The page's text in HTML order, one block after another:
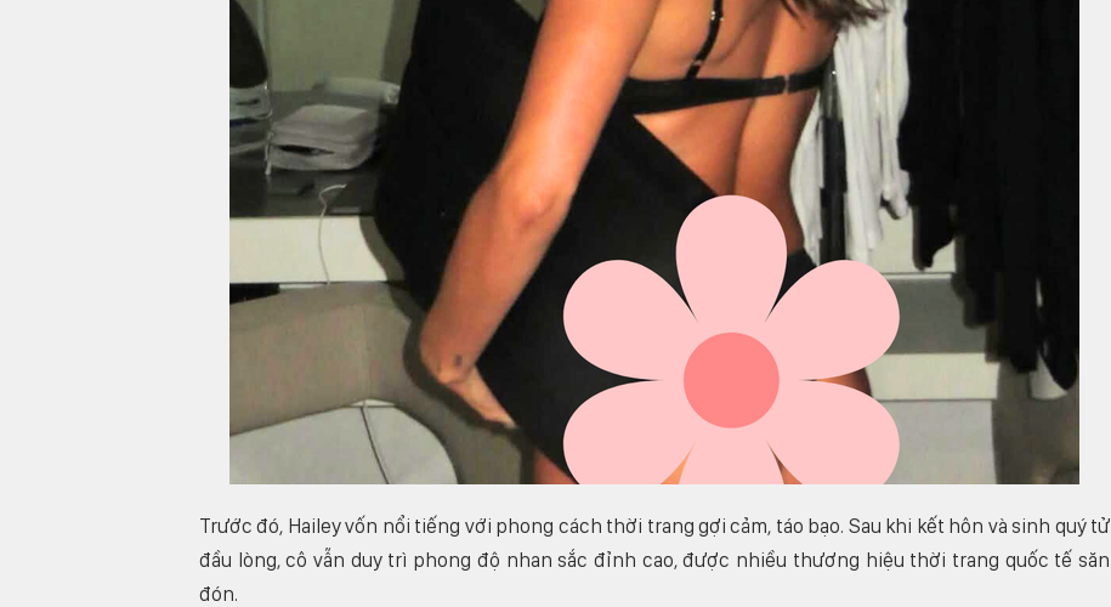
Trước đó, Hailey vốn nổi tiếng với phong cách thời trang gợi cảm, táo bạo. Sau khi kết hôn và sinh quý tử
đầu lòng, cô vẫn duy trì phong độ nhan sắc đỉnh cao, được nhiều thương hiệu thời trang quốc tế săn
đón.